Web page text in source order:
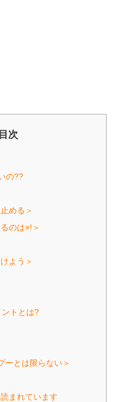
次
の??
める＞
のは×!＞
よう＞
トとは?
ーとは限らない＞
まれています